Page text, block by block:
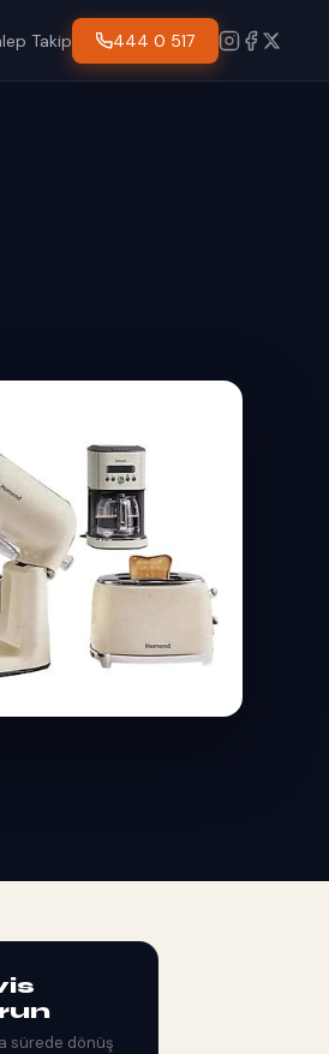
Takip 444 0 517
sürede dönüş